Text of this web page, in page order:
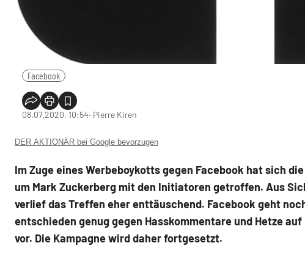
Facebook
08.07.2020, 10:54‧ Pierre Kiren
DER AKTIONÄR bei Google bevorzugen
Im Zuge eines Werbeboykotts gegen Facebook hat sich
um Mark Zuckerberg mit den Initiatoren getroffen. Aus
verlief das Treffen eher enttäuschend. Facebook geht
entschieden genug gegen Hasskommentare und Hetze
vor. Die Kampagne wird daher fortgesetzt.